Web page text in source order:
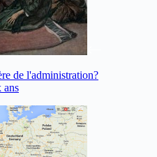
de l'administration?
ans